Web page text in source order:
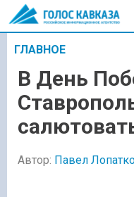
ГЛАВНОЕ
В День
Автор: Павел